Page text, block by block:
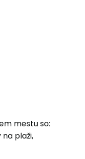
mestu so:
plaži,